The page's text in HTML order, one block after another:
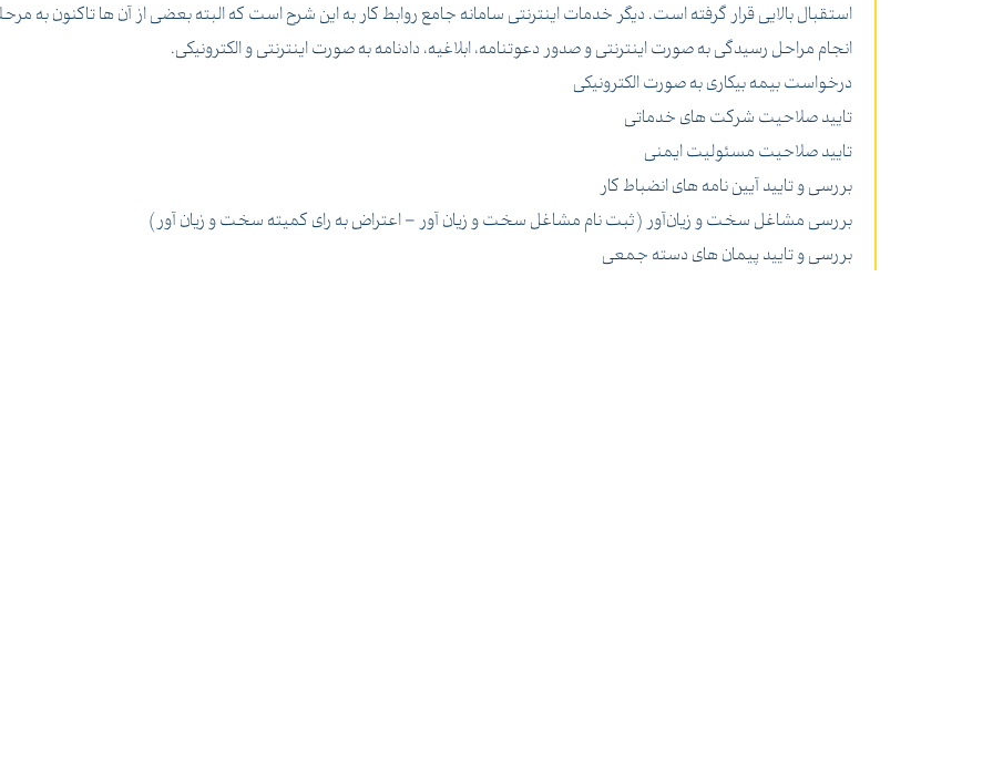
استقبال بالایی قرار گرفته است. دیگر خدمات اینترنتی سامانه جامع روابط کار به این شرح است که البته بعضی از آن ها تاکنون به
انجام مراحل رسیدگی به صورت اینترنتی و صدور دعوتنامه، ابلاغیه، دادنامه به صورت اینترنتی و الکترونیکی.
درخواست بیمه بیکاری به صورت الکترونیکی
تایید صلاحیت شرکت های خدماتی
تایید صلاحیت مسئولیت ایمنی
بررسی و تایید آیین نامه های انضباط کار
بررسی مشاغل سخت و زیان‌آور (ثبت نام مشاغل سخت و زیان آور – اعتراض به رای کمیته سخت و زیان آور)
بررسی و تایید پیمان های دسته جمعی